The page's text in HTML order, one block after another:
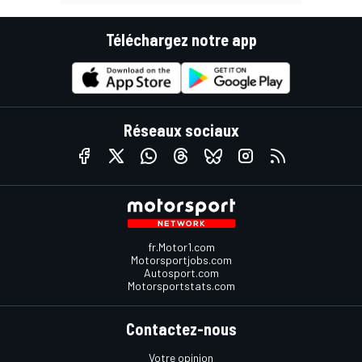
Téléchargez notre app
Réseaux sociaux
fr.Motor1.com
Motorsportjobs.com
Autosport.com
Motorsportstats.com
Contactez-nous
Votre opinion